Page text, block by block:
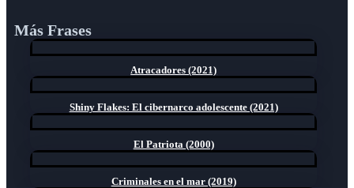
Más Frases
Atracadores (2021)
Shiny Flakes: El cibernarco adolescente (2021)
El Patriota (2000)
Criminales en el mar (2019)